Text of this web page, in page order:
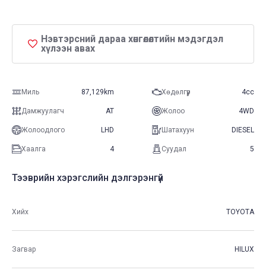
Нэвтэрсний дараа хөнгөлөлтийн мэдэгдэл
хүлээн авах
Миль 87,129km Хөдөлгүүр 4cc
Дамжуулагч AT Жолоо 4WD
Жолоодлого LHD Шатахуун DIESEL
Хаалга 4 Суудал 5
Тээврийн хэрэгслийн дэлгэрэнгүй
Хийх TOYOTA
Загвар HILUX